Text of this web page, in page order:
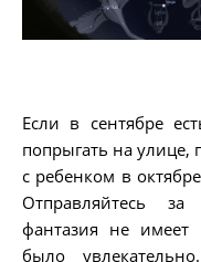
Если в сентябре
попрыгать на улице,
с ребенком в
Отправляйтесь
фантазия не
было